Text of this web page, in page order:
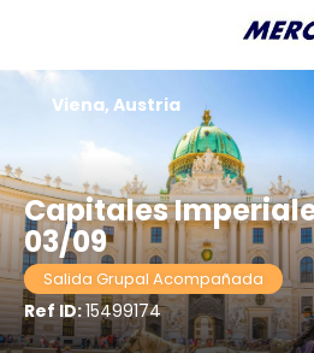
Capitales
03/09
Salida Grupal Acompañada
Ref ID:15499174
Viena, Austria